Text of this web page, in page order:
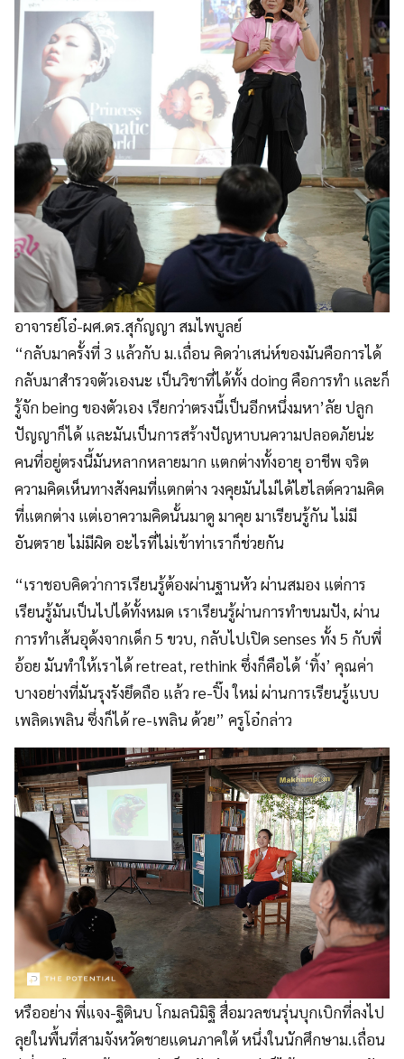
อาจารย์โอ๋-ผศ.ดร.สุกัญญา สมไพบูลย์
“กลับมาครั้งที่ 3 แล้วกับ ม.เถื่อน คิดว่าเสน่ห์ของมันคือการได้
กลับมาสำรวจตัวเองนะ เป็นวิชาที่ได้ทั้ง doing คือการทำ และก็
รู้จัก being ของตัวเอง เรียกว่าตรงนี้เป็นอีกหนึ่งมหา’ลัย ปลูก
ปัญญาก็ได้ และมันเป็นการสร้างปัญหาบนความปลอดภัยน่ะ
คนที่อยู่ตรงนี้มันหลากหลายมาก แตกต่างทั้งอายุ อาชีพ จริต
ความคิดเห็นทางสังคมที่แตกต่าง วงคุยมันไม่ได้ไฮไลต์ความคิด
ที่แตกต่าง แต่เอาความคิดนั้นมาดู มาคุย มาเรียนรู้กัน ไม่มี
อันตราย ไม่มีผิด อะไรที่ไม่เข้าท่าเราก็ช่วยกัน
“เราชอบคิดว่าการเรียนรู้ต้องผ่านฐานหัว ผ่านสมอง แต่การ
เรียนรู้มันเป็นไปได้ทั้งหมด เราเรียนรู้ผ่านการทำขนมปัง, ผ่าน
การทำเส้นอุด้งจากเด็ก 5 ขวบ, กลับไปเปิด senses ทั้ง 5 กับพี่
อ้อย มันทำให้เราได้ retreat, rethink ซึ่งก็คือได้ ‘ทิ้ง’ คุณค่า
บางอย่างที่มันรุงรังยึดถือ แล้ว re-ปิ๊ง ใหม่ ผ่านการเรียนรู้แบบ
เพลิดเพลิน ซึ่งก็ได้ re-เพลิน ด้วย” ครูโอ๋กล่าว
หรืออย่าง พี่แจง-ฐิตินบ โกมลนิมิฐิ สื่อมวลชนรุ่นบุกเบิกที่ลงไป
ลุยในพื้นที่สามจังหวัดชายแดนภาคใต้ หนึ่งในนักศึกษาม.เถื่อน